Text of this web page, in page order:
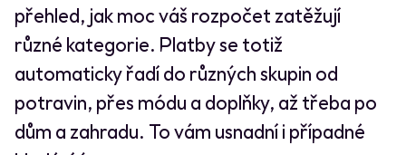
přehled, jak moc váš rozpočet zatěžují
různé kategorie. Platby se totiž
automaticky řadí do různých skupin od
potravin, přes módu a doplňky, až třeba po
dům a zahradu. To vám usnadní i případné